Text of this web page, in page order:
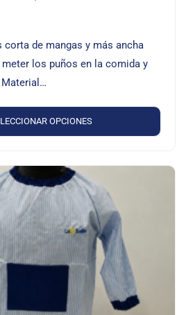
corta de mangas y más ancha
los puños en la comida y
OPCIONES